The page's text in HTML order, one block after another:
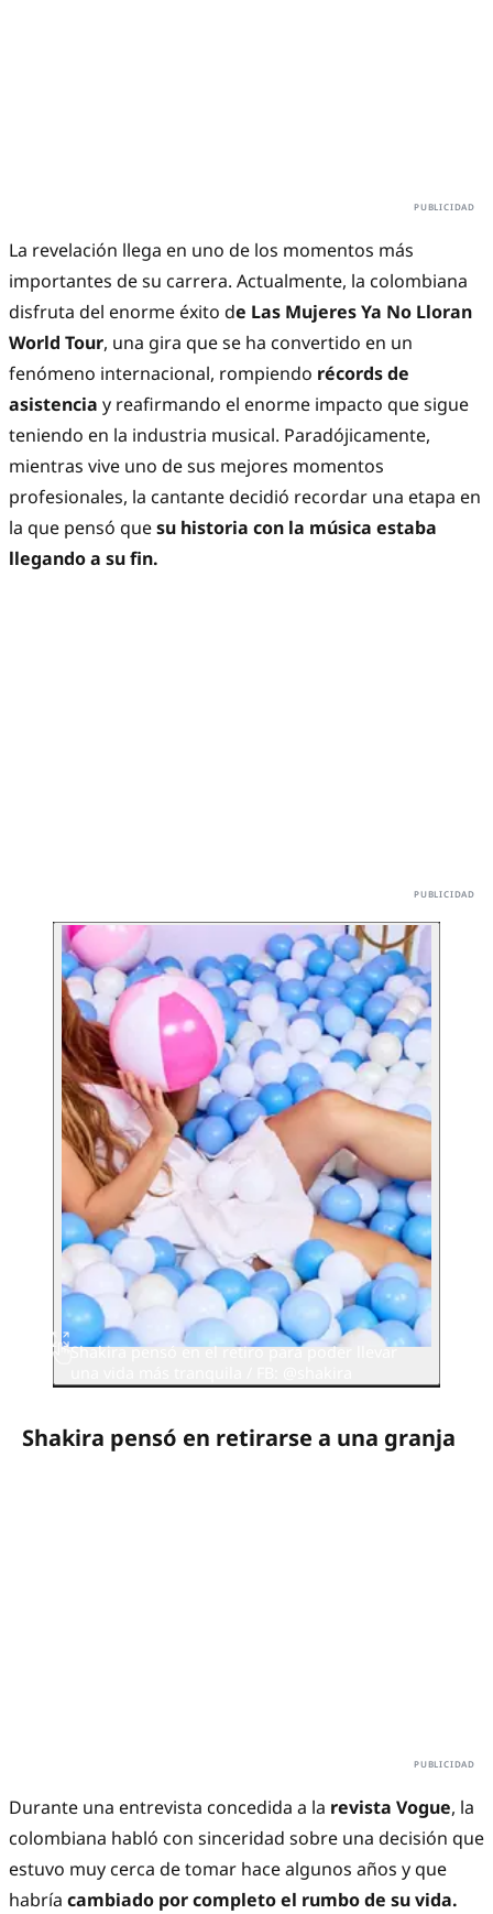
La revelación llega en uno de los momentos más
importantes de su carrera. Actualmente, la colombiana
disfruta del enorme éxito de Las Mujeres Ya No Lloran
World Tour, una gira que se ha convertido en un
fenómeno internacional, rompiendo récords de
asistencia y reafirmando el enorme impacto que sigue
teniendo en la industria musical. Paradójicamente,
mientras vive uno de sus mejores momentos
profesionales, la cantante decidió recordar una etapa en
la que pensó quesu historia con la música estaba
llegando a su fin.
Shakira pensó en el retiro para poder llevar
Shakira pensó en retirarse a una granja
Durante una entrevista concedida a la revista Vogue, la
colombiana habló con sinceridad sobre una decisión que
estuvo muy cerca de tomar hace algunos años y que
habría cambiado por completo el rumbo de su vida.